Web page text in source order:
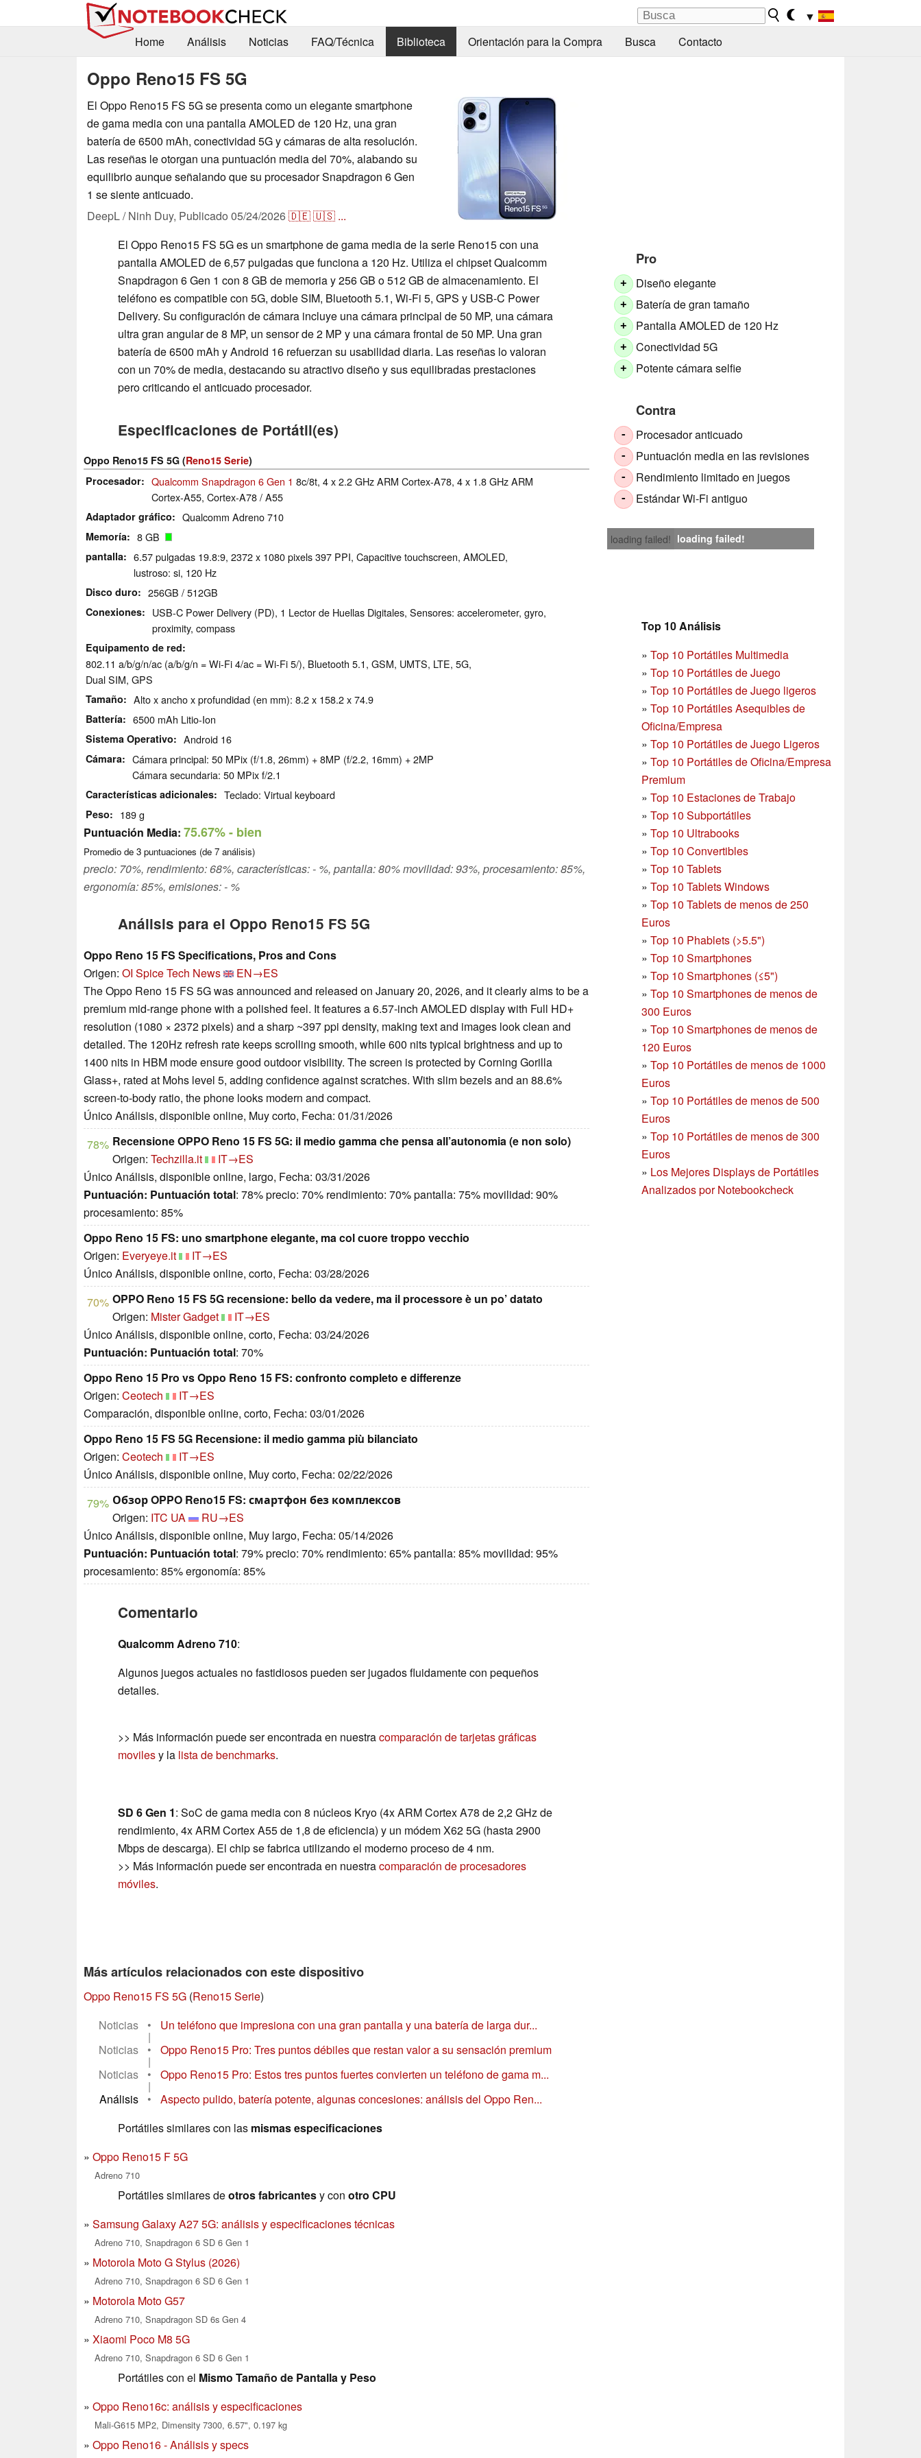
▼
Home
Análisis Noticias FAQ/Técnica Biblioteca Orientación para la Compra Busca Contacto
Oppo Reno15 FS 5G
El Oppo Reno15 FS 5G se presenta como un elegante smartphone
de gama media con una pantalla AMOLED de 120 Hz, una gran
batería de 6500 mAh, conectividad 5G y cámaras de alta resolución.
Las reseñas le otorgan una puntuación media del 70%, alabando su
equilibrio aunque señalando que su procesador Snapdragon 6 Gen
1 se siente anticuado.
DeepL / Ninh Duy, Publicado 05/24/2026🇩🇪🇺🇸 ...
Pro
+ Diseño elegante
+ Batería de gran tamaño
+ Pantalla AMOLED de 120 Hz
+ Conectividad 5G
+ Potente cámara selfie
Contra
- Procesador anticuado
- Puntuación media en las revisiones
- Rendimiento limitado en juegos
- Estándar Wi-Fi antiguo
loading failed! loading failed!
El Oppo Reno15 FS 5G es un smartphone de gama media de la serie Reno15 con una
pantalla AMOLED de 6,57 pulgadas que funciona a 120 Hz. Utiliza el chipset Qualcomm
Snapdragon 6 Gen 1 con 8 GB de memoria y 256 GB o 512 GB de almacenamiento. El
teléfono es compatible con 5G, doble SIM, Bluetooth 5.1, Wi-Fi 5, GPS y USB-C Power
Delivery. Su configuración de cámara incluye una cámara principal de 50 MP, una cámara
ultra gran angular de 8 MP, un sensor de 2 MP y una cámara frontal de 50 MP. Una gran
batería de 6500 mAh y Android 16 refuerzan su usabilidad diaria. Las reseñas lo valoran
con un 70% de media, destacando su atractivo diseño y sus equilibradas prestaciones
pero criticando el anticuado procesador.
Top 10 Análisis
» Top 10 Portátiles Multimedia
» Top 10 Portátiles de Juego
» Top 10 Portátiles de Juego ligeros
» Top 10 Portátiles Asequibles de
Oficina/Empresa
» Top 10 Portátiles de Juego Ligeros
» Top 10 Portátiles de Oficina/Empresa
Premium
» Top 10 Estaciones de Trabajo
» Top 10 Subportátiles
» Top 10 Ultrabooks
» Top 10 Convertibles
» Top 10 Tablets
» Top 10 Tablets Windows
» Top 10 Tablets de menos de 250
Euros
» Top 10 Phablets (>5.5")
» Top 10 Smartphones
» Top 10 Smartphones (≤5")
» Top 10 Smartphones de menos de
300 Euros
» Top 10 Smartphonesde menos de
120 Euros
» Top 10 Portátiles de menos de 1000
Euros
» Top 10 Portátiles de menos de 500
Euros
» Top 10 Portátiles de menos de 300
Euros
» Los Mejores Displays de Portátiles
Analizados por Notebookcheck
Especificaciones de Portátil(es)
Oppo Reno15 FS 5G (Reno15 Serie)
Procesador
Qualcomm Snapdragon 6 Gen 1 8c/8t, 4 x 2.2 GHz ARM Cortex-A78, 4 x 1.8 GHz ARM
Cortex-A55, Cortex-A78 / A55
Adaptador gráfico Qualcomm Adreno 710
Memoría 8 GB
pantalla
6.57 pulgadas 19.8:9, 2372 x 1080 pixels 397 PPI, Capacitive touchscreen, AMOLED,
lustroso: si, 120 Hz
Disco duro 256GB / 512GB
Conexiones
USB-C Power Delivery (PD), 1 Lector de Huellas Digitales, Sensores: accelerometer, gyro,
proximity, compass
Equipamento de red
802.11 a/b/g/n/ac (a/b/g/n = Wi-Fi 4/ac = Wi-Fi 5/), Bluetooth 5.1, GSM, UMTS, LTE, 5G,
Dual SIM, GPS
Tamaño Alto x ancho x profundidad (en mm): 8.2 x 158.2 x 74.9
Battería 6500 mAh Litio-Ion
Sistema Operativo Android 16
Cámara
Cámara principal: 50 MPix (f/1.8, 26mm) + 8MP (f/2.2, 16mm) + 2MP
Cámara secundaria: 50 MPix f/2.1
Características adicionales Teclado: Virtual keyboard
Peso 189 g
Puntuación Media: 75.67%- bien
Promedio de 3 puntuaciones (de 7 análisis)
precio: 70%, rendimiento: 68%, características: - %, pantalla: 80% movilidad: 93%, procesamiento: 85%,
ergonomía: 85%, emisiones: - %
Análisis para el Oppo Reno15 FS 5G
Oppo Reno 15 FS Specifications, Pros and Cons
Origen: OI Spice Tech News
EN→ES
The Oppo Reno 15 FS 5G was announced and released on January 20, 2026, and it clearly aims to be a
premium mid-range phone with a polished feel. It features a 6.57-inch AMOLED display with Full HD+
resolution (1080 × 2372 pixels) and a sharp ~397 ppi density, making text and images look clean and
detailed. The 120Hz refresh rate keeps scrolling smooth, while 600 nits typical brightness and up to
1400 nits in HBM mode ensure good outdoor visibility. The screen is protected by Corning Gorilla
Glass+, rated at Mohs level 5, adding confidence against scratches. With slim bezels and an 88.6%
screen-to-body ratio, the phone looks modern and compact.
Único Análisis, disponible online, Muy corto, Fecha: 01/31/2026
78% Recensione OPPO Reno 15 FS 5G: il medio gamma che pensa all’autonomia (e non solo)
Origen: Techzilla.it
IT→ES
Único Análisis, disponible online, largo, Fecha: 03/31/2026
Puntuación: Puntuación total: 78% precio: 70% rendimiento: 70% pantalla: 75% movilidad: 90%
procesamiento: 85%
Oppo Reno 15 FS: uno smartphone elegante, ma col cuore troppo vecchio
Origen: Everyeye.it
IT→ES
Único Análisis, disponible online, corto, Fecha: 03/28/2026
70% OPPO Reno 15 FS 5G recensione: bello da vedere, ma il processore è un po’ datato
Origen: Mister Gadget
IT→ES
Único Análisis, disponible online, corto, Fecha: 03/24/2026
Puntuación: Puntuación total: 70%
Oppo Reno 15 Pro vs Oppo Reno 15 FS: confronto completo e differenze
Origen: Ceotech
IT→ES
Comparación, disponible online, corto, Fecha: 03/01/2026
Oppo Reno 15 FS 5G Recensione: il medio gamma più bilanciato
Origen: Ceotech
IT→ES
Único Análisis, disponible online, Muy corto, Fecha: 02/22/2026
79% Обзор OPPO Reno15 FS: смартфон без комплексов
Origen: ITC UA
RU→ES
Único Análisis, disponible online, Muy largo, Fecha: 05/14/2026
Puntuación: Puntuación total: 79% precio: 70% rendimiento: 65% pantalla: 85% movilidad: 95%
procesamiento: 85% ergonomía: 85%
Comentario
Qualcomm Adreno 710:
Algunos juegos actuales no fastidiosos pueden ser jugados fluidamente con pequeños
detalles.
>> Más información puede ser encontrada en nuestracomparación de tarjetas gráficas
movilesy la lista de benchmarks.
SD 6 Gen 1: SoC de gama media con 8 núcleos Kryo (4x ARM Cortex A78 de 2,2 GHz de
rendimiento, 4x ARM Cortex A55 de 1,8 de eficiencia) y un módem X62 5G (hasta 2900
Mbps de descarga). El chip se fabrica utilizando el moderno proceso de 4 nm.
>> Más información puede ser encontrada en nuestracomparación de procesadores
móviles.
Más artículos relacionados con este dispositivo
Oppo Reno15 FS 5G (Reno15 Serie)
Noticias
• Un teléfono que impresiona con una gran pantalla y una batería de larga dur...
|
Noticias
• Oppo Reno15 Pro: Tres puntos débiles que restan valor a su sensación premium
|
Noticias
• Oppo Reno15 Pro: Estos tres puntos fuertes convierten un teléfono de gama m...
|
Análisis
•
Aspecto pulido, batería potente, algunas concesiones: análisis del Oppo Ren...
Portátiles similares con las mismas especificaciones
Oppo Reno15 F 5G
Adreno 710
Portátiles similares deotros fabricantesy con otro CPU
Samsung Galaxy A27 5G: análisis y especificaciones técnicas
Adreno 710, Snapdragon 6 SD 6 Gen 1
Motorola Moto G Stylus (2026)
Adreno 710, Snapdragon 6 SD 6 Gen 1
Motorola Moto G57
Adreno 710, Snapdragon SD 6s Gen 4
Xiaomi Poco M8 5G
Adreno 710, Snapdragon 6 SD 6 Gen 1
Portátiles con el Mismo Tamaño de Pantalla y Peso
Oppo Reno16c: análisis y especificaciones
Mali-G615 MP2, Dimensity 7300, 6.57", 0.197 kg
Oppo Reno16 - Análisis y specs